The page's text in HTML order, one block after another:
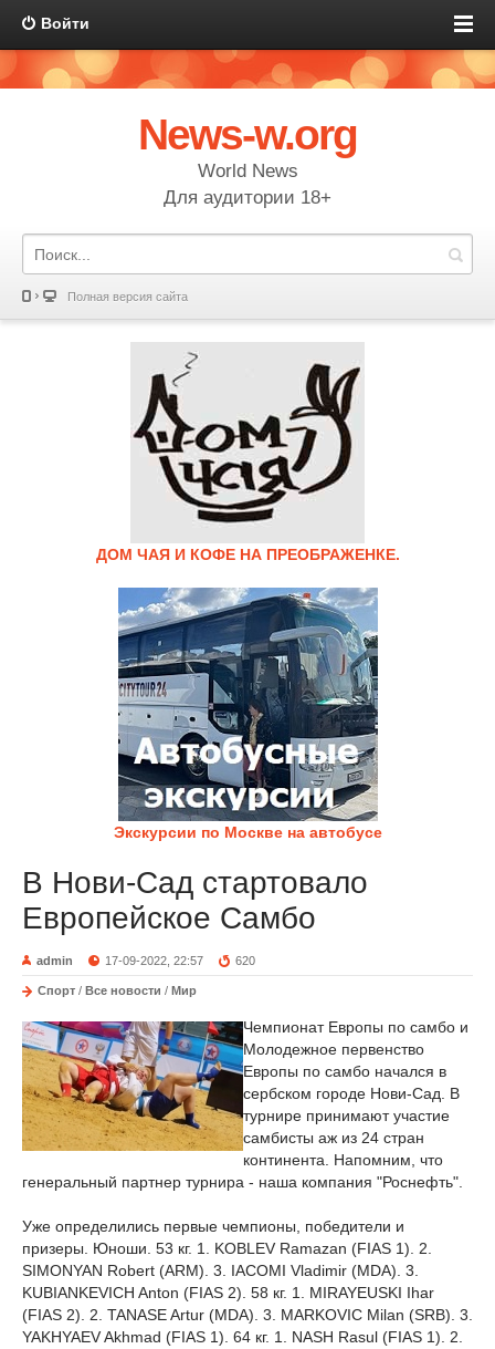
Войти
News-w.org
World News
Для аудитории 18+
Полная версия сайта
ДОМ ЧАЯ И КОФЕ НА ПРЕОБРАЖЕНКЕ.
Экскурсии по Москве на автобусе
В Нови-Сад стартовало
Европейское Самбо
admin 17-09-2022, 22:57 620
Спорт / Все новости / Мир
Чемпионат Европы по самбо и
Молодежное первенство
Европы по самбо начался в
сербском городе Нови-Сад. В
турнире принимают участие
самбисты аж из 24 стран
континента. Напомним, что
генеральный партнер турнира - наша компания "Роснефть".
Уже определились первые чемпионы, победители и
призеры. Юноши. 53 кг. 1. KOBLEV Ramazan (FIAS 1). 2.
SIMONYAN Robert (ARM). 3. IACOMI Vladimir (MDA). 3.
KUBIANKEVICH Anton (FIAS 2). 58 кг. 1. MIRAYEUSKI Ihar
(FIAS 2). 2. TANASE Artur (MDA). 3. MARKOVIC Milan (SRB). 3.
YAKHYAEV Akhmad (FIAS 1). 64 кг. 1. NASH Rasul (FIAS 1). 2.